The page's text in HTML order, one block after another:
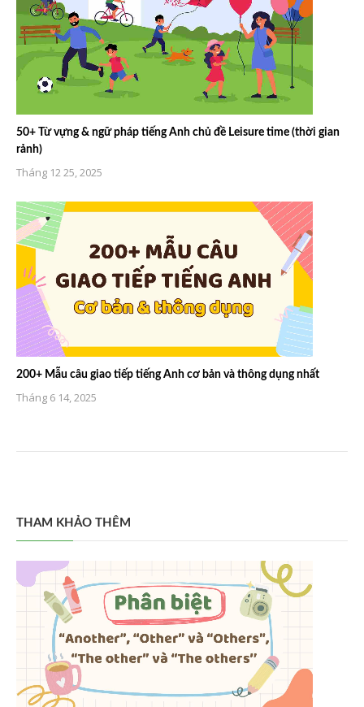
50+ Từ vựng & ngữ pháp tiếng Anh chủ đề Leisure time (thời gian
rảnh)
Tháng 12 25, 2025
200+ Mẫu câu giao tiếp tiếng Anh cơ bản và thông dụng nhất
Tháng 6 14, 2025
THAM KHẢO THÊM